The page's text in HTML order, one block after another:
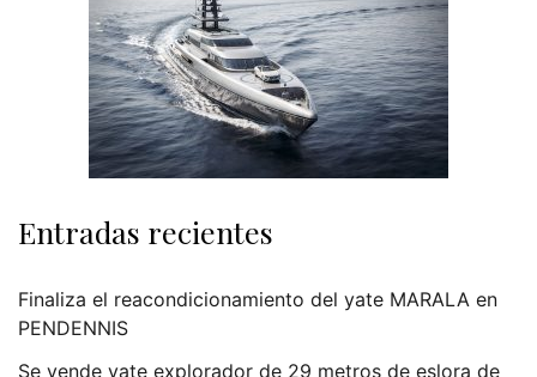
Entradas recientes
Finaliza el reacondicionamiento del yate MARALA en
PENDENNIS
Se vende yate explorador de 29 metros de eslora de